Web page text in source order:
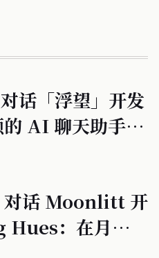
话「浮望」开发
AI 聊天助手，
话 Moonlitt 开
：在月球观